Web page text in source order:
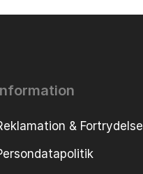
& Fortrydelse